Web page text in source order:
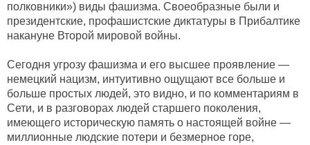
полковники») виды фашизма. Своеобразные были и
президентские, профашистские диктатуры в Прибалтике
накануне Второй мировой войны.
Сегодня угрозу фашизма и его высшее проявление —
немецкий нацизм, интуитивно ощущают все больше и
больше простых людей, это видно, и по комментариям в
Сети, и в разговорах людей старшего поколения,
имеющего историческую память о настоящей войне —
миллионные людские потери и безмерное горе,